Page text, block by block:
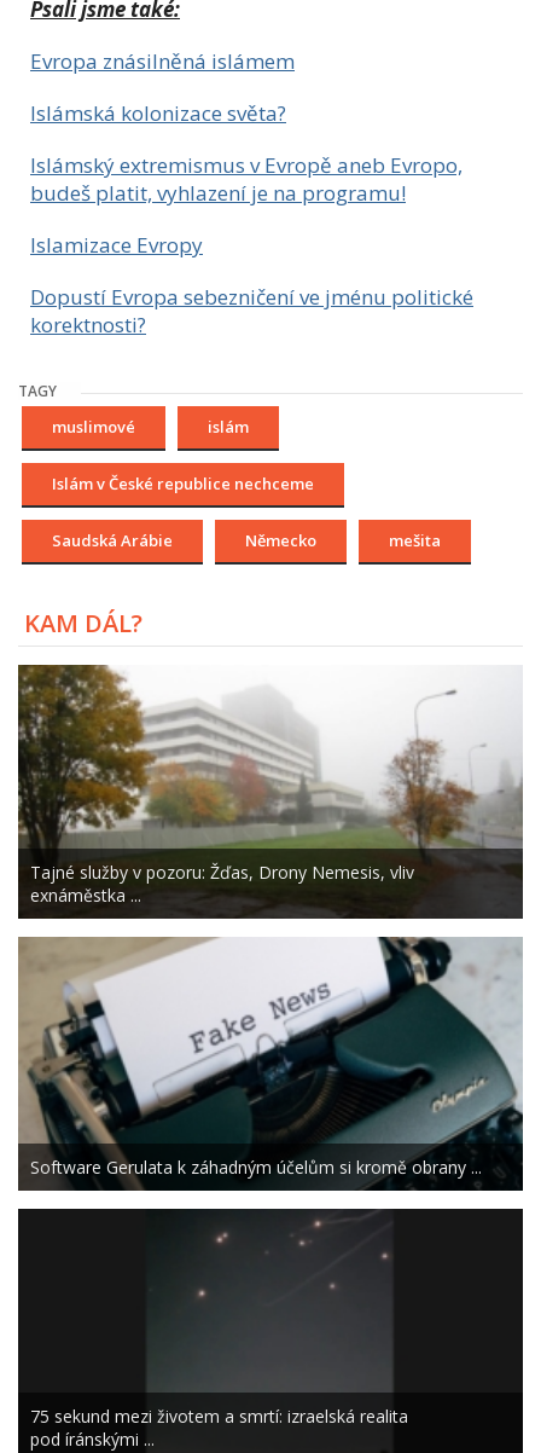
Psali jsme také:
Evropa znásilněná islámem
Islámská kolonizace světa?
Islámský extremismus v Evropě aneb Evropo,
budeš platit, vyhlazení je na programu!
Islamizace Evropy
Dopustí Evropa sebezničení ve jménu politické
korektnosti?
TAGY
muslimové islám
Islám v České republice nechceme
Saudská Arábie Německo mešita
KAM DÁL?
Tajné služby v pozoru: Žďas, Drony Nemesis, vliv
exnáměstka ...
Software Gerulata k záhadným účelům si kromě obrany ...
75 sekund mezi životem a smrtí: izraelská realita
pod íránskými ...